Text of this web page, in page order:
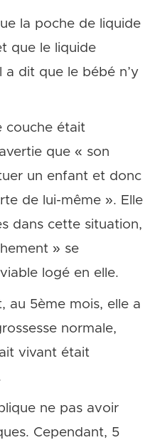
la poche de liquide
que le liquide
a dit que le bébé n’y
couche était
que « son
un enfant et donc
de lui-même ». Elle
dans cette situation,
» se
logé en elle.
au 5ème mois, elle a
normale,
vivant était
ne pas avoir
Cependant, 5